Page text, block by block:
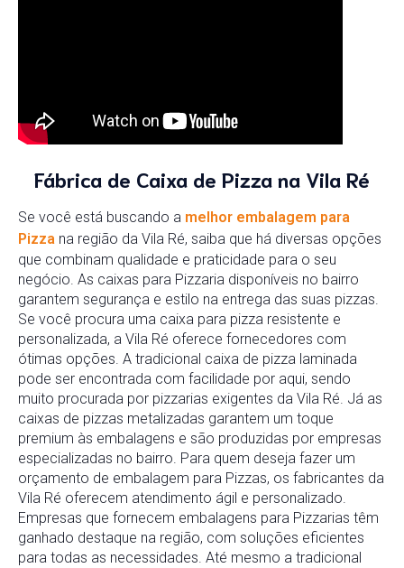
Fábrica de Caixa de Pizza na Vila Ré
Se você está buscando a melhor embalagem para
Pizza na região da Vila Ré, saiba que há diversas opções
que combinam qualidade e praticidade para o seu
negócio. As caixas para Pizzaria disponíveis no bairro
garantem segurança e estilo na entrega das suas pizzas.
Se você procura uma caixa para pizza resistente e
personalizada, a Vila Ré oferece fornecedores com
ótimas opções. A tradicional caixa de pizza laminada
pode ser encontrada com facilidade por aqui, sendo
muito procurada por pizzarias exigentes da Vila Ré. Já as
caixas de pizzas metalizadas garantem um toque
premium às embalagens e são produzidas por empresas
especializadas no bairro. Para quem deseja fazer um
orçamento de embalagem para Pizzas, os fabricantes da
Vila Ré oferecem atendimento ágil e personalizado.
Empresas que fornecem embalagens para Pizzarias têm
ganhado destaque na região, com soluções eficientes
para todas as necessidades. Até mesmo a tradicional